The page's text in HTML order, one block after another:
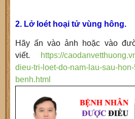
2. Lở loét hoại tử vùng hông.
Hãy ấn vào ảnh hoặc vào
viết.
https://
dieu-tri-loet-do-nam-lau-sau-
benh.html